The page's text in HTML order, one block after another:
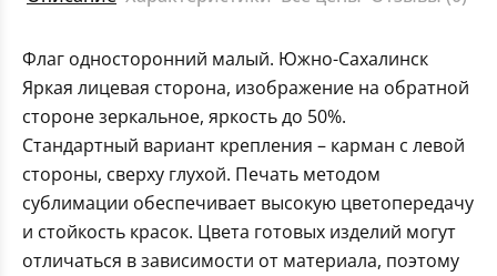
Флаг односторонний малый. Южно-Сахалинск
Яркая лицевая сторона, изображение на обратной
стороне зеркальное, яркость до 50%.
Стандартный вариант крепления – карман с левой
стороны, сверху глухой. Печать методом
сублимации обеспечивает высокую цветопередачу
и стойкость красок. Цвета готовых изделий могут
отличаться в зависимости от материала, поэтому